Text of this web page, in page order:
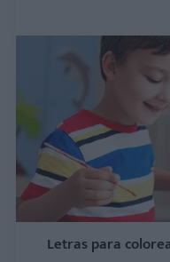
Letras para